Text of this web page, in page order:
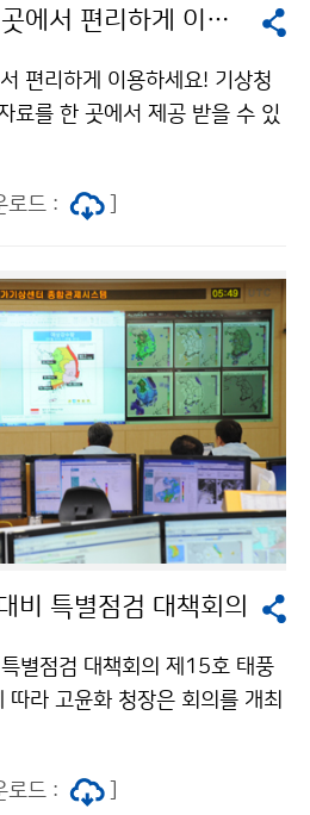
기상 자료, 이젠 한 곳에서 편리하게 이용하세요!
편리하게 이용하세요! 기상청
료를 한 곳에서 제공 받을 수 있
든 기상 자료에 대한 제공 창구
용이 편리한 방식으로 기상자료
로드 :
비 특별점검 대책회의
별점검 대책회의 제15호 태풍
라 고윤화 청장은 회의를 개최
선을 다해 근무에 만전을 기해줄
로드 :